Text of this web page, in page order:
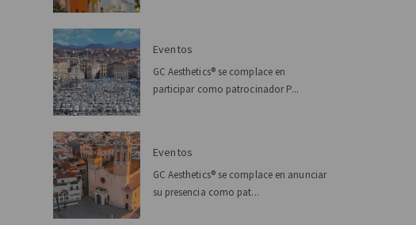
Eventos
GC Aesthetics® se complace en
participar como patrocinador P...
Eventos
GC Aesthetics® se complace en anunciar
su presencia como pat...